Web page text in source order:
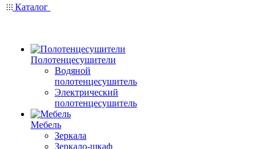
Каталог
Полотенцесушители
Водяной
полотенцесушитель
Электрический
полотенцесушитель
Мебель
Зеркала
Зеркало-шкаф